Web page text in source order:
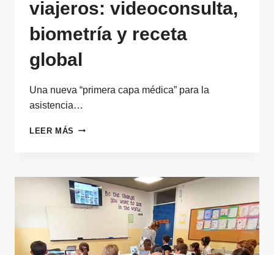
viajeros: videoconsulta,
biometría y receta
global
Una nueva “primera capa médica” para la
asistencia…
LEER MÁS TELEMEDICINA
BIOMETRÍA
Y
RECETA
GLOBAL